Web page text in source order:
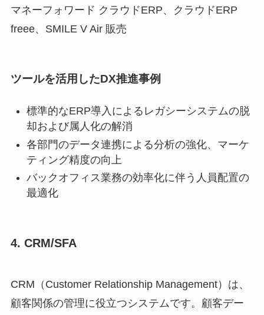
マネーフォワード クラウドERP、クラウドERP
freee、SMILE V Air 販売
ツールを活用したDX推進事例
標準的なERP導入によるレガシーシステムの脱
却および属人化の解消
各部門のデータ連携による分析の強化、マーケ
ティング精度の向上
バックオフィス業務の効率化に伴う人員配置の
最適化
4. CRM/SFA
CRM（Customer Relationship Management）は、
顧客関係の管理に役立つシステムです。顧客デー